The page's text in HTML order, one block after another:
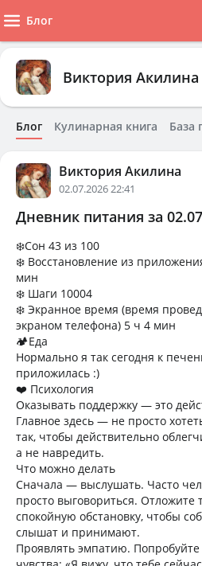
Блог
Виктория Акилина
Блог Кулинарная книга База
Виктория Акилина
02.07.2026 22:41
Дневник питания за
❄️Сон 43 из 100
❄️ Восстановление из
мин
❄️ Шаги 10004
❄️ Экранное время (время
экраном телефона) 5 ч 4 мин
🏕Еда
Нормально я так сегодня к
приложилась :)
❤️ Психология
Оказывать поддержку — это
Главное здесь — не просто
так, чтобы действительно
а не навредить.
Что можно делать
Сначала — выслушать. Часто
просто выговориться. Отложите
спокойную обстановку, чтобы
слышат и принимают.
Проявлять эмпатию. Попробуйте